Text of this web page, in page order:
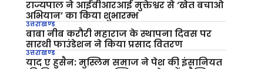
राज्यपाल ने आईवीआरआई मुक्तेश्वर से ‘खेत बचाओ
अभियान’ का किया शुभारम्भ
उत्तराखण्ड
बाबा नीब करौरी महाराज के स्थापना दिवस पर
सारथी फाउंडेशन ने किया प्रसाद वितरण
उत्तराखण्ड
याद ए हुसैन: मुस्लिम समाज ने पेश की इंसानियत